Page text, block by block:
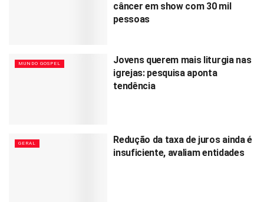
câncer em show com 30 mil
pessoas
MUNDO GOSPEL
Jovens querem mais liturgia nas
igrejas: pesquisa aponta
tendência
GERAL
Redução da taxa de juros ainda é
insuficiente, avaliam entidades